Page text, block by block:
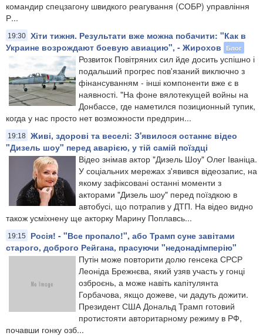
командир спецзагону швидкого реагування (СОБР) управління
Р...
19:30 Хіти тижня. Результати вже можна побачити: "Как в
Украине возрождают боевую авиацию", - Жирохов
Блог
Розвиток Повітряних сил йде досить успішно і
подальший прогрес пов'язаний виключно з
фінансуванням - інші компоненти вже є в
наявності. "На фоне вялотекущей войны на
Донбассе, где наметился позиционный тупик,
когда у нас просто нет возможности предприн...
19:18 Живі, здорові та веселі: З'явилося останнє відео
"Дизель шоу" перед аварією, у тій самій поїздці
Відео знімав актор "Дизель Шоу" Олег Іваніца.
У соціальних мережах з'явився відеозапис, на
якому зафіксовані останні моменти з
акторами "Дизель шоу" перед поїздкою в
автобусі, що потрапив у ДТП. На відео видно
також усміхнену ще акторку Марину Поплавсь...
19:15
Росія! - "Все пропало!", або Трамп суне завітами
старого, доброго Рейгана, прасуючи "недонадімперію"
Путін може повторити долю генсека СРСР
Леоніда Брежнєва, який узяв участь у гонці
озброєнь, а може навіть капітулянта
Горбачова, якщо дожеве, чи дадуть дожити.
Президент США Дональд Трамп готовий
протистояти авторитарному режиму в РФ,
почавши гонку озб...